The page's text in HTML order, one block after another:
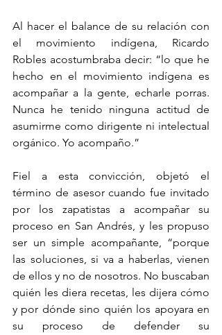
Al hacer el balance de su relación con
el movimiento indígena, Ricardo
Robles acostumbraba decir: “lo que he
hecho en el movimiento indígena es
acompañar a la gente, echarle porras.
Nunca he tenido ninguna actitud de
asumirme como dirigente ni intelectual
orgánico. Yo acompaño.”
Fiel a esta convicción, objetó el
término de asesor cuando fue invitado
por los zapatistas a acompañar su
proceso en San Andrés, y les propuso
ser un simple acompañante, “porque
las soluciones, si va a haberlas, vienen
de ellos y no de nosotros. No buscaban
quién les diera recetas, les dijera cómo
y por dónde sino quién los apoyara en
su proceso de defender su